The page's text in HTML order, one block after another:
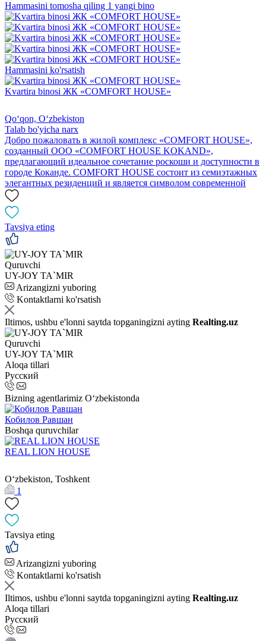
Hammasini tomosha qiling 1 yangi bino
Hammasini ko'rsatish
Kvartira binosi ЖК «COMFORT HOUSE»
Qoʻqon, Oʻzbekiston
Talab bo'yicha narx
Добро пожаловать в жилой комплекс «COMFORT HOUSE»,
созданный ООО «COMFORT HOUSE KOKAND»,
предлагающий идеальное сочетание роскоши и доступности в
городе Коканде. COMFORT HOUSE состоит из семиэтажных
элегантных резиденций и является символом современной
Tavsiya eting
Quruvchi
UY-JOY TA`MIR
Arizangizni yuboring
Kontaktlarni ko'rsatish
Iltimos, ushbu e'lonni saytda topganingizni ayting Realting.uz
Quruvchi
UY-JOY TA`MIR
Aloqa tillari
Русский
Bizning agentlarimiz O‘zbekistonda
Кобилов Равшан
Boshqa quruvchilar
REAL LION HOUSE
Oʻzbekiston, Toshkent
1
Tavsiya eting
Arizangizni yuboring
Kontaktlarni ko'rsatish
Iltimos, ushbu e'lonni saytda topganingizni ayting Realting.uz
Aloqa tillari
Русский